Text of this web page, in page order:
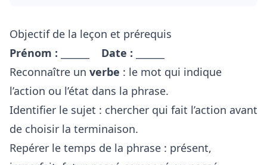
Objectif de la leçon et prérequis
Prénom :
Date :
Reconnaître un verbe : le mot qui indique
l’action ou l’état dans la phrase.
Identifier le sujet : chercher qui fait l’action avant
de choisir la terminaison.
Repérer le temps de la phrase : présent,